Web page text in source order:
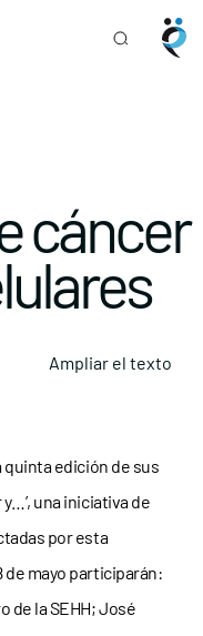
cáncer
Ampliar el texto
quinta edición de sus
una iniciativa de
por esta
de mayo participarán:
de la SEHH; José